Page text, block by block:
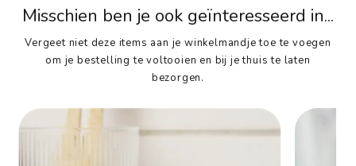
Misschien ben je ook geïnteresseerd in...
Vergeet niet deze items aan je winkelmandje toe te voegen
om je bestelling te voltooien en bij je thuis te laten
bezorgen.